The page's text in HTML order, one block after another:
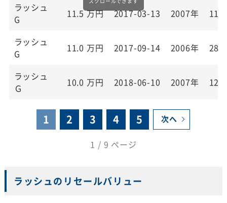
ラッシュ
G
11.5万円 2017-03-13 2007年
ラッシュ
G
11.0 万円 2017-09-14 2006年
ラッシュ
Ｇ
10.0 万円 2018-06-10 2007年
1 2 3 4 5 次へ
1 / 9 ページ
ラッシュのリセールバリュー